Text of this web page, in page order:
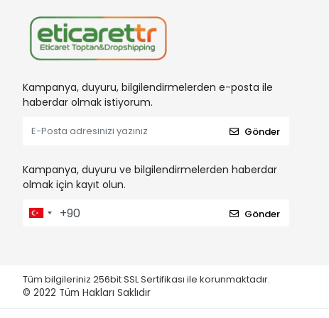
Kampanya, duyuru, bilgilendirmelerden e-posta ile
haberdar olmak istiyorum.
Gönder
Kampanya, duyuru ve bilgilendirmelerden haberdar
olmak için kayıt olun.
Gönder
Tüm bilgileriniz 256bit SSL Sertifikası ile korunmaktadır.
© 2022 Tüm Hakları Saklıdır